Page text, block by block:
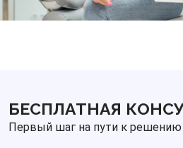
БЕСПЛАТНАЯ
Первый шаг на пути к решению